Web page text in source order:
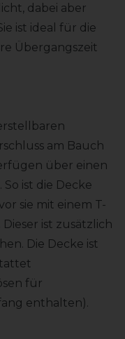
dabei aber
ist ideal für die
Übergangszeit
am Bauch
über einen
ist die Decke
sie mit einem T-
ist zusätzlich
Die Decke ist
für
enthalten).